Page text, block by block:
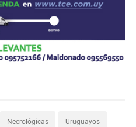
Necrológicas Uruguayos